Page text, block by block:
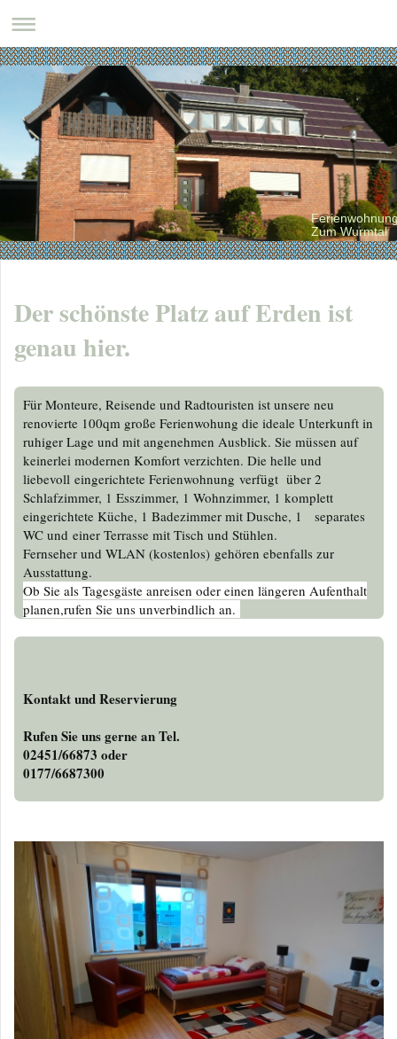
Zum Wurmtal
Der schönste Platz auf Erden ist
genau hier.
Für Monteure, Reisende und Radtouristen ist unsere neu
renovierte 100qm große Ferienwohung die ideale Unterkunft in
ruhiger Lage und mit angenehmen Ausblick. Sie müssen auf
keinerlei modernen Komfort verzichten. Die helle und
liebevoll eingerichtete Ferienwohnung verfügt über 2
Schlafzimmer, 1 Esszimmer, 1 Wohnzimmer, 1 komplett
eingerichtete Küche, 1 Badezimmer mit Dusche, 1 separates
WC und einer Terrasse mit Tisch und Stühlen.
Fernseher und WLAN (kostenlos) gehören ebenfalls zur
Ausstattung.
Ob Sie als Tagesgäste anreisen oder einen längeren Aufenthalt
planen,rufen Sie uns unverbindlich an.
Kontakt und Reservierung
Rufen Sie uns gerne an Tel.
02451/66873 oder
0177/6687300